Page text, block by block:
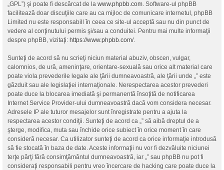
„GPL”) şi poate fi descărcat de la www.phpbb.com. Software-ul phpBB
facilitează doar discuţiile care au ca mijloc de comunicare internetul, phpBB
Limited nu este responsabill în ceea ce site-ul acceptă sau nu din punct de
vedere al conţinutului permis şi/sau a conduitei. Pentru mai multe informaţii
despre phpBB, vizitaţi: https://www.phpbb.com/.
Sunteţi de acord să nu scrieţi niciun material abuziv, obscen, vulgar,
calomnios, de ură, ameninţare, orientare-sexuală sau orice alt material care
poate viola prevederile legale ale ţării dumneavoastră, ale ţării unde „” este
găzduit sau ale legislaţiei internaţionale. Nerespectarea acestor prevederi
poate duce la blocarea imediată şi permanentă însoţită de notificarea
Internet Service Provider-ului dumneavoastră dacă vom considera necesar.
Adresele IP ale tuturor mesajelor sunt înregistrate pentru a ajuta la
respectarea acestor condiţii. Sunteţi de acord ca „” să aibă dreptul de a
şterge, modifica, muta sau închide orice subiect în orice moment în care
consideră necesar. Ca utilizator sunteţi de acord ca orice informaţie introdusă
să fie stocată în baza de date. Aceste informaţii nu vor fi dezvăluite niciunei
terţe părţi fără consimţământul dumneavoastră, iar „” sau phpBB nu pot fi
consideraţi responsabili pentru vreo încercare de hacking care poate duce la